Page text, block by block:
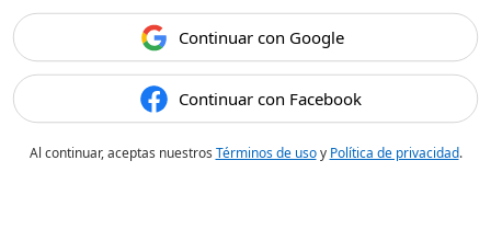
Continuar con Google
Continuar con Facebook
Al continuar, aceptas nuestros Términos de usoy Política de privacidad.